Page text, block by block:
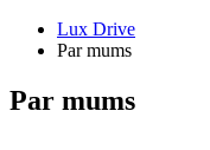
Lux Drive
Par mums
Par mums